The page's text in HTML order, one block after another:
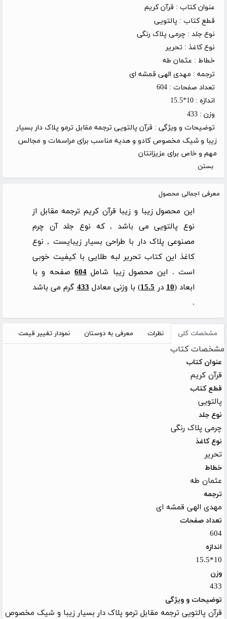
عنوان کتاب : قرآن کریم
قطع کتاب : پالتویی
نوع جلد : چرمی پلاک رنگی
نوع کاغذ : تحریر
خطاط : عثمان طه
ترجمه : مهدی الهی قمشه ای
تعداد صفحات : 604
اندازه : 10*15.5
وزن : 433
توضیحات و ویژگی : قرآن پالتویی ترجمه مقابل ترمو پلاک دار بسیار
زیبا و شیک مخصوص کادو و هدیه مناسب برای مراسمات و مجالس
مهم و خاص برای عزیزانتان
بستن
معرفی اجمالی محصول
این محصول زیبا و زیبا قرآن کریم ترجمه مقابل از
نوع پالتویی می باشد , که نوع جلد آن چرم
مصنوعی پلاک دار با طراحی بسیار زیبایست , نوع
کاغذ این کتاب تحریر لبه طلایی با کیفیت خوبی
است . این محصول زیبا شامل 604 صفحه و با
ابعاد (10در15.5) با وزنی معادل433گرم می باشد
.
مشخصات کلی نظرات معرفی به دوستان نمودار تغییر قیمت
مشخصات کتاب
عنوان کتاب
قرآن کریم
قطع کتاب
پالتویی
نوع جلد
چرمی پلاک رنگی
نوع کاغذ
تحریر
خطاط
عثمان طه
ترجمه
مهدی الهی قمشه ای
تعداد صفحات
604
اندازه
10*15.5
وزن
433
توضیحات و ویژگی
قرآن پالتویی ترجمه مقابل ترمو پلاک دار بسیار زیبا و شیک مخصوص